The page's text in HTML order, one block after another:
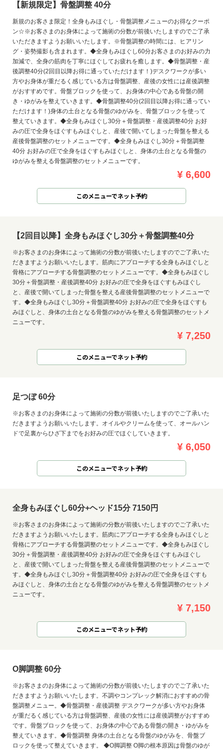
【新規限定】骨盤調整 40分
新規のお客さま限定！全身もみほぐし・骨盤調整メニューのお得なクーポ
ン☆※お客さまのお身体によって施術の分数が前後いたしますのでご了承
いただきますようお願いいたします。※骨盤調整の時間には、ヒアリン
グ・姿勢撮影も含まれます。◆全身もみほぐし60分お客さまのお好みの力
加減で、全身の筋肉を丁寧にほぐしてお疲れを癒します。◆骨盤調整・産
後調整40分(2回目以降お得に通っていただけます！)デスクワークが多い
方やお身体が重だるく感じている方は骨盤調整、産後の女性には産後調整
がおすすめです。骨盤ブロックを使って、お身体の中心である骨盤の開
き・ゆがみを整えていきます。◆骨盤調整40分(2回目以降お得に通ってい
ただけます！)身体の土台となる骨盤のゆがみを、骨盤ブロックを使って
整えていきます。◆全身もみほぐし30分＋骨盤調整・産後調整40分 お好
みの圧で全身をほぐすもみほぐしと、産後で開いてしまった骨盤を整える
産後骨盤調整のセットメニューです。◆全身もみほぐし30分＋骨盤調整
40分 お好みの圧で全身をほぐすもみほぐしと、身体の土台となる骨盤の
ゆがみを整える骨盤調整のセットメニューです。
¥ 6,600
このメニューでネット予約
【2回目以降】全身もみほぐし30分＋骨盤調整40分
※お客さまのお身体によって施術の分数が前後いたしますのでご了承いた
だきますようお願いいたします。筋肉にアプローチする全身もみほぐしと
骨格にアプローチする骨盤調整のセットメニューです。◆全身もみほぐし
30分＋骨盤調整・産後調整40分 お好みの圧で全身をほぐすもみほぐし
と、産後で開いてしまった骨盤を整える産後骨盤調整のセットメニューで
す。◆全身もみほぐし30分＋骨盤調整40分 お好みの圧で全身をほぐすも
みほぐしと、身体の土台となる骨盤のゆがみを整える骨盤調整のセットメ
ニューです。
¥ 7,250
このメニューでネット予約
足つぼ 60分
※お客さまのお身体によって施術の分数が前後いたしますのでご了承いた
だきますようお願いいたします。オイルやクリームを使って、オールハン
ドで足裏からひざ下までをお好みの圧でほぐしていきます。
¥ 6,050
このメニューでネット予約
全身もみほぐし60分+ヘッド15分 7150円
※お客さまのお身体によって施術の分数が前後いたしますのでご了承いた
だきますようお願いいたします。筋肉にアプローチする全身もみほぐしと
骨格にアプローチする骨盤調整のセットメニューです。◆全身もみほぐし
30分＋骨盤調整・産後調整40分 お好みの圧で全身をほぐすもみほぐし
と、産後で開いてしまった骨盤を整える産後骨盤調整のセットメニューで
す。◆全身もみほぐし30分＋骨盤調整40分 お好みの圧で全身をほぐすも
みほぐしと、身体の土台となる骨盤のゆがみを整える骨盤調整のセットメ
ニューです。
¥ 7,150
このメニューでネット予約
O脚調整 60分
※お客さまのお身体によって施術の分数が前後いたしますのでご了承いた
だきますようお願いいたします。不調やコンプレック解消におすすめの骨
盤調整メニュー。◆骨盤調整・産後調整 デスクワークが多い方やお身体
が重だるく感じている方は骨盤調整、産後の女性には産後調整がおすすめ
です。骨盤ブロックを使って、お身体の中心である骨盤の開き・ゆがみを
整えていきます。◆骨盤調整 身体の土台となる骨盤のゆがみを、骨盤ブ
ロックを使って整えていきます。 ◆O脚調整 O脚の根本原因は骨盤のゆが